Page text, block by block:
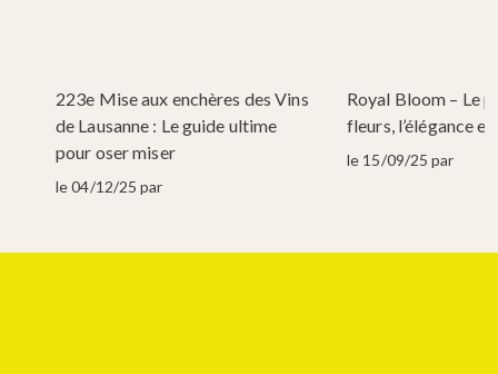
223e Mise aux enchères des Vins
de Lausanne : Le guide ultime
pour oser miser
le 04/12/25 par
Royal Bloom – Le
fleurs, l’élégance
le 15/09/25 par